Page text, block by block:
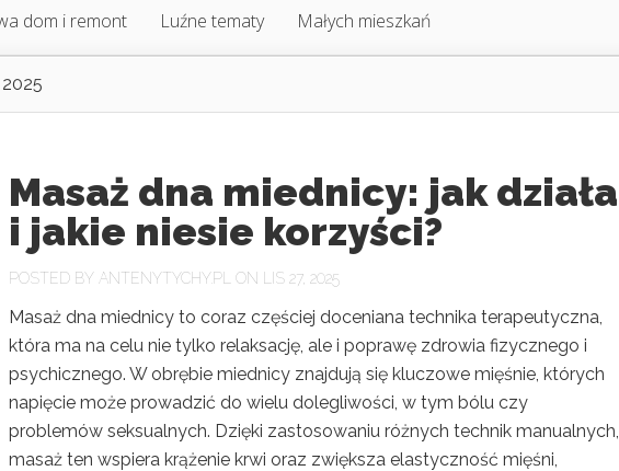
dom i remont Luźne tematy Małych mieszkań
Masaż dna miednicy: jak działa
i jakie niesie korzyści?
POSTED BY ANTENYTYCHY.PL ON LIS 27, 2025
Masaż dna miednicy to coraz częściej doceniana technika terapeutyczna,
która ma na celu nie tylko relaksację, ale i poprawę zdrowia fizycznego i
psychicznego. W obrębie miednicy znajdują się kluczowe mięśnie, których
napięcie może prowadzić do wielu dolegliwości, w tym bólu czy
problemów seksualnych. Dzięki zastosowaniu różnych technik manualnych,
masaż ten wspiera krążenie krwi oraz zwiększa elastyczność mięśni,